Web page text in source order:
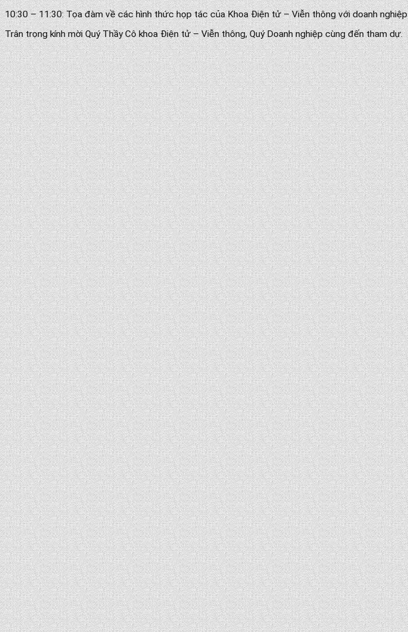
10:30 – 11:30: Tọa đàm về các hình thức họp tác của Khoa Điện tử – Viễn thông với doanh nghiệp
Trân trọng kính mời Quý Thầy Cô khoa Điện tử – Viễn thông, Quý Doanh nghiệp cùng đến tham dự.